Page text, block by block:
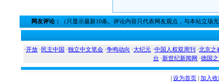
网友评论： （只显示最新10条。评论内容只代表网友观点，与本站立场
·开放 · 民主中国 ·独立中文笔会 ·争鸣动向 ·大纪元 ·中国人权双周刊 ·北京之
台 ·新世纪新闻网 ·德国
设为首页 加入